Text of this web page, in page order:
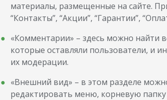
материалы, размещенные на сайте.
“Контакты”, “Акции”, “Гарантии”,
«Комментарии» – здесь можно найти
которые оставляли пользователи, и
их модерации.
«Внешний вид» – в этом разделе
редактировать меню, корневую папку